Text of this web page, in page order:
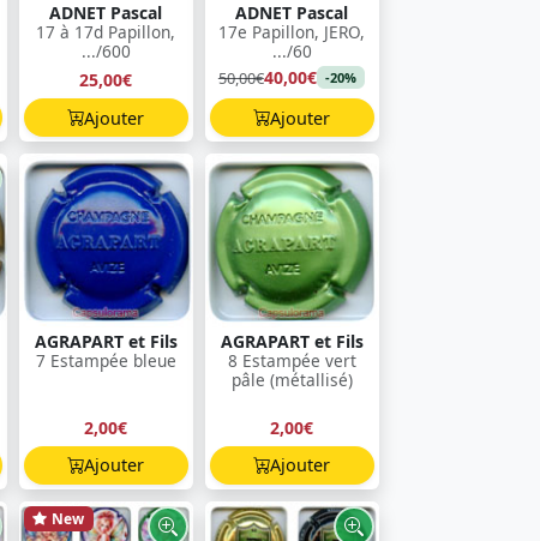
ADNET Pascal
17 à 17d Papillon,
.../600
25,00€
Ajouter
ADNET Pascal
17e Papillon, JERO,
.../60
50,00€40,00€ -20%
Ajouter
AGRAPART et Fils
7 Estampée bleue
2,00€
Ajouter
AGRAPART et Fils
8 Estampée vert
pâle (métallisé)
2,00€
Ajouter
New